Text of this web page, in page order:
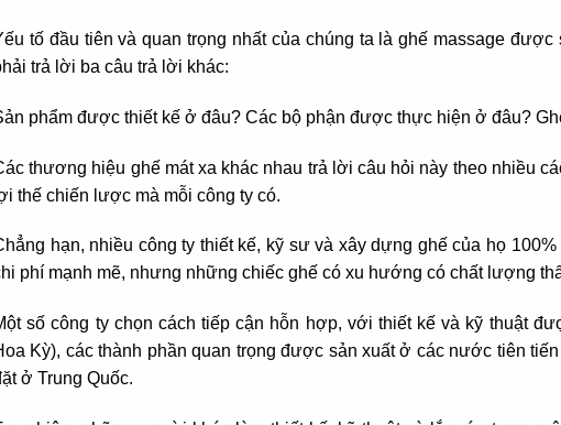
tố đầu tiên và quan trọng nhất của chúng ta là ghế massage
trả lời ba câu trả lời khác:
phẩm được thiết kế ở đâu? Các bộ phận được thực hiện ở đâu?
thương hiệu ghế mát xa khác nhau trả lời câu hỏi này theo nhiều
thế chiến lược mà mỗi công ty có.
hạn, nhiều công ty thiết kế, kỹ sư và xây dựng ghế của họ
phí mạnh mẽ, nhưng những chiếc ghế có xu hướng có chất lượng
số công ty chọn cách tiếp cận hỗn hợp, với thiết kế và kỹ thuật
Kỳ), các thành phần quan trọng được sản xuất ở các nước tiên
ở Trung Quốc.